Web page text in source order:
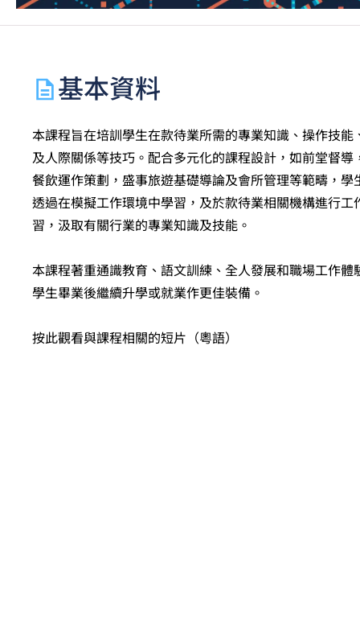
基本資料
本課程旨在培訓學生在款待業所需的專業知識、操作技能
及人際關係等技巧。配合多元化的課程設計，如前堂督導
餐飲運作策劃，盛事旅遊基礎導論及會所管理等範疇，學
透過在模擬工作環境中學習，及於款待業相關機構進行工
習，汲取有關行業的專業知識及技能。
本課程著重通識教育、語文訓練、全人發展和職場工作體
學生畢業後繼續升學或就業作更佳裝備。
按此觀看與課程相關的短片（粵語）